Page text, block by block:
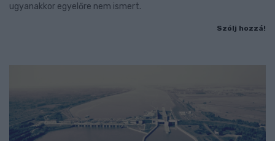
ugyanakkor egyelőre nem ismert.
Szólj hozzá!